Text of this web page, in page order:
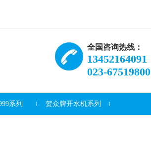
全国咨询热线：
13452164091
023-67519800
系列 贺众牌开水机系列